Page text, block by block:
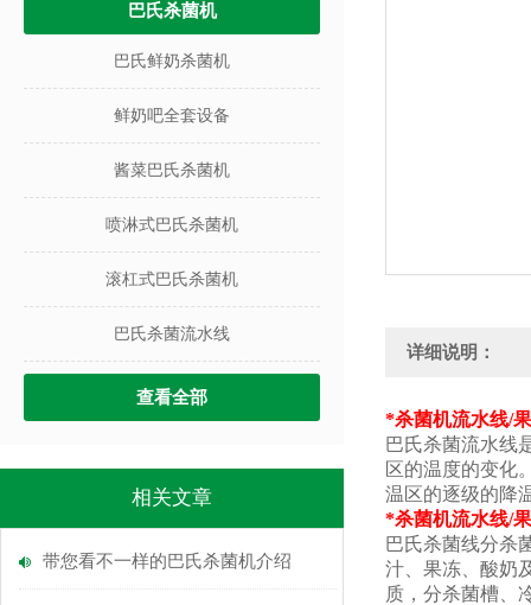
巴氏杀菌机
巴氏鲜奶杀菌机
鲜奶吧全套设备
酱菜巴氏杀菌机
喷淋式巴氏杀菌机
滚杠式巴氏杀菌机
巴氏杀菌流水线
查看全部
相关文章
带您看不一样的巴氏杀菌机介绍
详细说明：
*杀菌机流水线/
巴氏杀菌流水线
区的温度的变化
温区的逐级的降
*杀菌机流水线/
巴氏杀菌线分杀
汁、果冻、酸奶
质，分杀菌槽、